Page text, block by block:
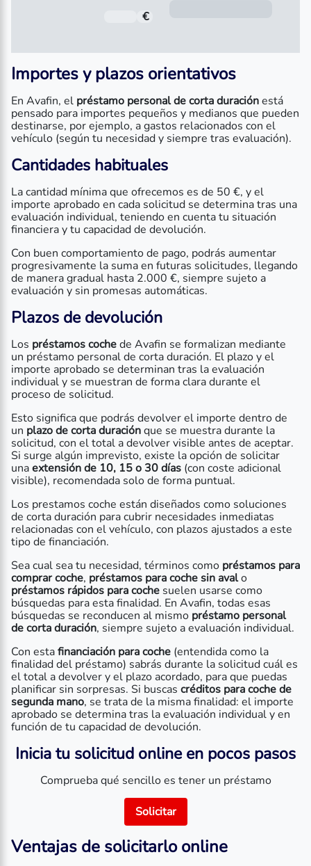
€
Importes y plazos orientativos
En Avafin, el préstamo personal de corta duraciónestá
pensado para importes pequeños y medianos que pueden
destinarse, por ejemplo, a gastos relacionados con el
vehículo (según tu necesidad y siempre tras evaluación).
Cantidades habituales
La cantidad mínima que ofrecemos es de 50 €, y el
importe aprobado en cada solicitud se determina tras una
evaluación individual, teniendo en cuenta tu situación
financiera y tu capacidad de devolución.
Con buen comportamiento de pago, podrás aumentar
progresivamente la suma en futuras solicitudes, llegando
de manera gradual hasta 2.000 €, siempre sujeto a
evaluación y sin promesas automáticas.
Plazos de devolución
Los préstamos cochede Avafin se formalizan mediante
un préstamo personal de corta duración. El plazo y el
importe aprobado se determinan tras la evaluación
individual y se muestran de forma clara durante el
proceso de solicitud.
Esto significa que podrás devolver el importe dentro de
un plazo de corta duraciónque se muestra durante la
solicitud, con el total a devolver visible antes de aceptar.
Si surge algún imprevisto, existe la opción de solicitar
unaextensión de 10, 15 o 30 días (con coste adicional
visible), recomendada solo de forma puntual.
Los prestamos coche están diseñados como soluciones
de corta duración para cubrir necesidades inmediatas
relacionadas con el vehículo, con plazos ajustados a este
tipo de financiación.
Sea cual sea tu necesidad, términos como préstamos para
comprar coche, préstamos para coche sin avalo
préstamos rápidos para coche suelen usarse como
búsquedas para esta finalidad. En Avafin, todas esas
búsquedas se reconducen al mismo préstamo personal
de corta duración, siempre sujeto a evaluación individual.
Con estafinanciación para coche (entendida como la
finalidad del préstamo) sabrás durante la solicitud cuál es
el total a devolver y el plazo acordado, para que puedas
planificar sin sorpresas. Si buscas créditos para coche de
segunda mano, se trata de la misma finalidad: el importe
aprobado se determina tras la evaluación individual y en
función de tu capacidad de devolución.
Inicia tu solicitud online en pocos pasos
Comprueba qué sencillo es tener un préstamo
Solicitar
Ventajas de solicitarlo online